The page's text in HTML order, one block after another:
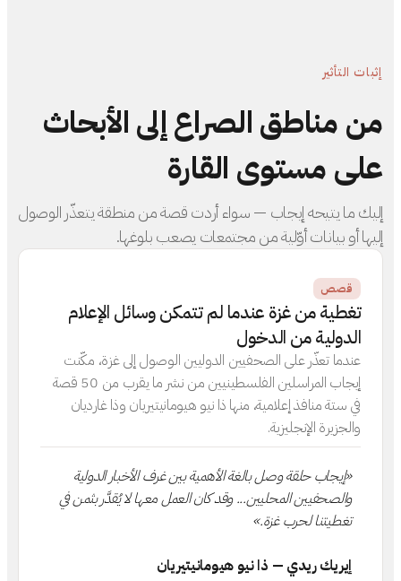
إثبات التأثير
من مناطق الصراع إلى الأبحاث
على مستوى القارة
إليك ما يتيحه إيجاب — سواء أردت قصة من منطقة يتعذّر الوصول
إليها أو بيانات أوّلية من مجتمعات يصعب بلوغها.
قصص
تغطية من غزة عندما لم تتمكن وسائل الإعلام
الدولية من الدخول
عندما تعذّر على الصحفيين الدوليين الوصول إلى غزة، مكّنت
إيجاب المراسلين الفلسطينيين من نشر ما يقرب من 50 قصة
في ستة منافذ إعلامية، منها ذا نيو هيومانيتيريان وذا غارديان
والجزيرة الإنجليزية.
«إيجاب حلقة وصل بالغة الأهمية بين غرف الأخبار الدولية
والصحفيين المحليين... وقد كان العمل معها لا يُقدَّر بثمن في
تغطيتنا لحرب غزة.»
إيريك ريدي — ذا نيو هيومانيتيريان